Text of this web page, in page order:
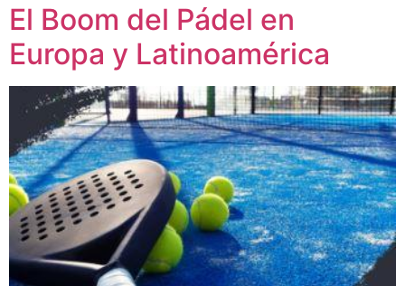
El Boom del Pádel en
Europa y Latinoamérica